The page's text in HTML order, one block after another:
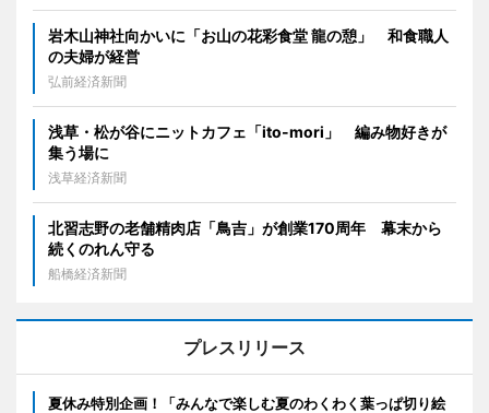
岩木山神社向かいに「お山の花彩食堂 龍の憩」 和食職人
の夫婦が経営
弘前経済新聞
浅草・松が谷にニットカフェ「ito-mori」 編み物好きが
集う場に
浅草経済新聞
北習志野の老舗精肉店「鳥吉」が創業170周年 幕末から
続くのれん守る
船橋経済新聞
プレスリリース
夏休み特別企画！「みんなで楽しむ夏のわくわく葉っぱ切り絵